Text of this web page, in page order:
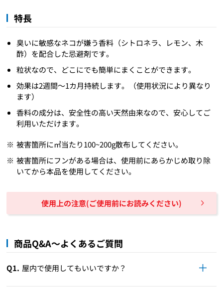
特長
臭いに敏感なネコが嫌う香料（シトロネラ、レモン、木
酢）を配合した忌避剤です。
粒状なので、どこにでも簡単にまくことができます。
効果は2週間～1カ月持続します。（使用状況により異なり
ます）
香料の成分は、安全性の高い天然由来なので、安心してご
利用いただけます。
被害箇所に㎡当たり100~200g散布してください。
被害箇所にフンがある場合は、使用前にあらかじめ取り除
いてから本品を使用してください。
使用上の注意(ご使用前にお読みください)
商品Q&A～よくあるご質問
Q1. 屋内で使用してもいいですか？